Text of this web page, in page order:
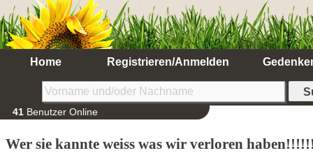
Home Registrieren/Anmelden
41 Benutzer Online
Wer sie kannte weiss was wir verloren